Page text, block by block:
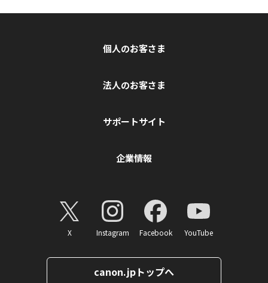
個人のお客さま
法人のお客さま
サポートサイト
企業情報
X Instagram Facebook YouTube
canon.jpトップへ